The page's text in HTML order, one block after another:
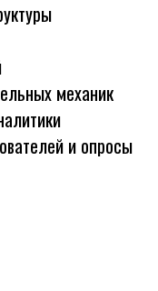
механик
и опросы